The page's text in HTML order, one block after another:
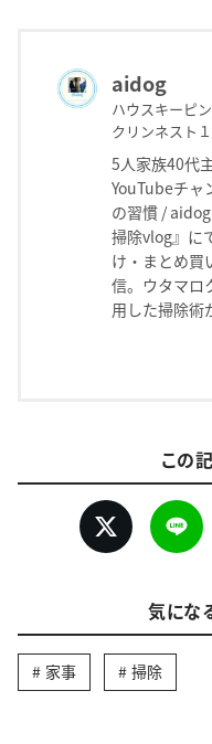
aidog
ハウスキーピ
クリンネスト
5人家族40代
YouTubeチャ
の習慣 /
掃除vlog』に
け・まとめ買
信。ウタマロ
用した掃除術
この
気にな
家事 掃除